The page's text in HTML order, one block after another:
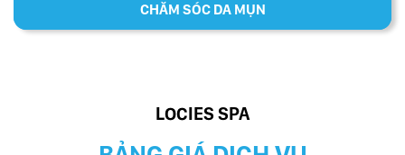
CHĂM SÓC DA MỤN
LOCIES SPA